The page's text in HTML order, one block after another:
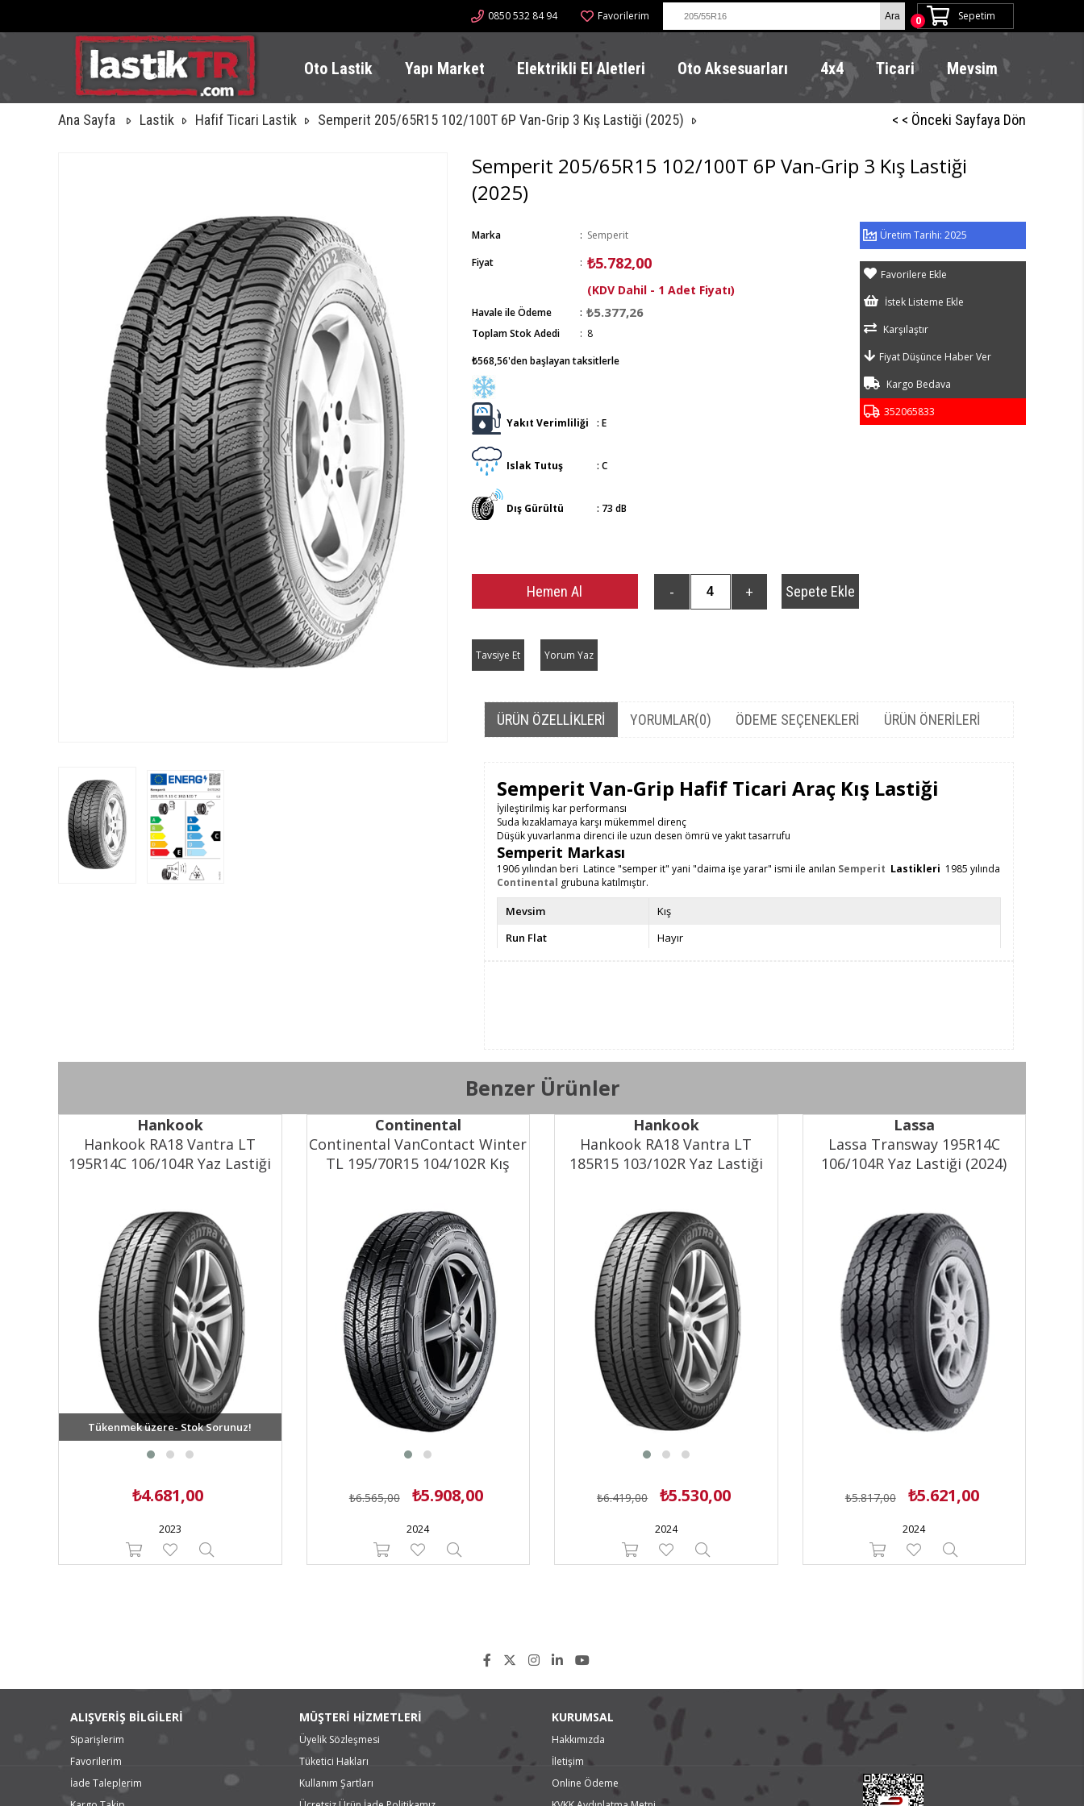
Sepetim
0
Favorilerim
0850 532 84 94
Oto Lastik Yapı Market Elektrikli El Aletleri Oto Aksesuarları 4x4 Ticari Mevsim
Ana Sayfa Lastik Hafif Ticari Lastik Semperit 205/65R15 102/100T 6P Van-Grip 3 Kış Lastiği (2025) < < Önceki Sayfaya Dön
Semperit 205/65R15 102/100T 6P Van-Grip 3 Kış Lastiği
(2025)
Marka : Semperit
Fiyat
: ₺5.782,00
(KDV Dahil - 1 Adet Fiyatı)
Havale ile Ödeme ₺5.377,26
Toplam Stok Adedi : 8
₺568,56'den başlayan taksitlerle
Yakıt Verimliliği : E
Islak Tutuş : C
Dış Gürültü : 73 dB
2025
Favorilere Ekle
İstek Listeme Ekle
Karşılaştır
Fiyat Düşünce Haber Ver
Kargo Bedava
352065833
Tavsiye Et Yorum Yaz
ÜRÜN ÖZELLIKLERI YORUMLAR(0) ÖDEME SEÇENEKLERI ÜRÜN ÖNERILERI
Semperit Van-Grip Hafif Ticari Araç Kış Lastiği
İyileştirilmiş kar performansı
Suda kızaklamaya karşı mükemmel direnç
Düşük yuvarlanma direnci ile uzun desen ömrü ve yakıt tasarrufu
Semperit Markası
1906 yılından beri Latince "semper it" yani "daima işe yarar" ismi ile anılan Semperit Lastikleri 1985 yılında
Continental grubuna katılmıştır.
Mevsim
Kış
Run Flat
Hayır
XL
E
Islak Tutuş
C
Dış Gürültü
Benzer Ürünler
Hankook
Hankook RA18 Vantra LT
195R14C 106/104R Yaz Lastiği
₺4.681,00
Tükenmek üzere- Stok Sorunuz!
2023
Continental
Continental VanContact Winter
TL 195/70R15 104/102R Kış
₺5.908,00
₺6.565,00
2024
Hankook
Hankook RA18 Vantra LT
185R15 103/102R Yaz Lastiği
₺5.530,00
₺6.419,00
2024
Lassa
Lassa Transway 195R14C
106/104R Yaz Lastiği (2024)
₺5.621,00
₺5.817,00
2024
ALIŞVERİŞ BİLGİLERİ
Siparişlerim
Favorilerim
İade Taleplerim
MÜŞTERİ HİZMETLERİ
Üyelik Sözleşmesi
Tüketici Hakları
Kullanım Şartları
KURUMSAL
Hakkımızda
İletişim
Online Ödeme